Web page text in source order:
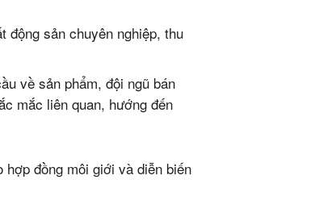
động sản chuyên nghiệp, thu
về sản phẩm, đội ngũ bán
mắc liên quan, hướng đến
đồng môi giới và diễn biến